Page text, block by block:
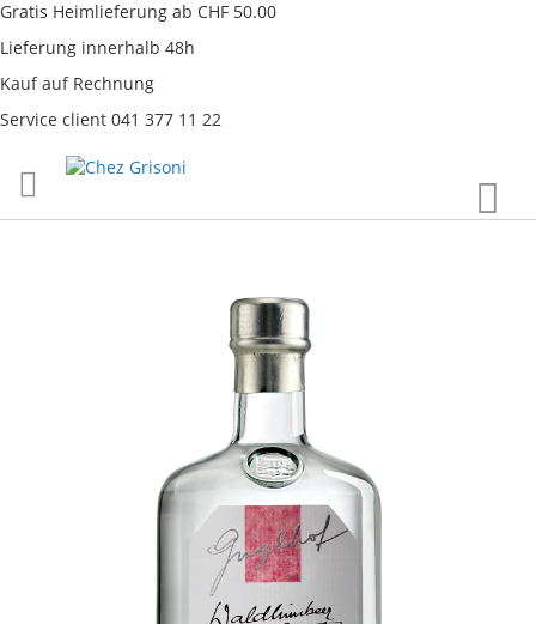
Gratis Heimlieferung ab CHF 50.00
Lieferung innerhalb 48h
Kauf auf Rechnung
Service client 041 377 11 22
Inhalt